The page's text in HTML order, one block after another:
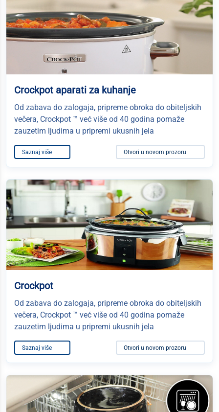
Crockpot aparati za kuhanje
Od zabava do zalogaja, pripreme obroka do obiteljskih
večera, Crockpot ™ već više od 40 godina pomaže
zauzetim ljudima u pripremi ukusnih jela
Saznaj više Otvori u novom prozoru
Crockpot
Od zabava do zalogaja, pripreme obroka do obiteljskih
večera, Crockpot ™ već više od 40 godina pomaže
zauzetim ljudima u pripremi ukusnih jela
Saznaj više Otvori u novom prozoru